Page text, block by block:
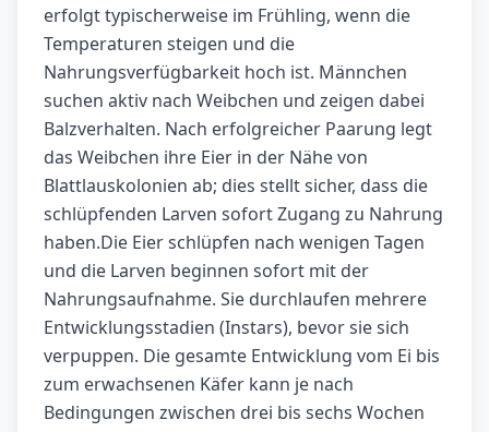
erfolgt typischerweise im Frühling, wenn die
Temperaturen steigen und die
Nahrungsverfügbarkeit hoch ist. Männchen
suchen aktiv nach Weibchen und zeigen dabei
Balzverhalten. Nach erfolgreicher Paarung legt
das Weibchen ihre Eier in der Nähe von
Blattlauskolonien ab; dies stellt sicher, dass die
schlüpfenden Larven sofort Zugang zu Nahrung
haben.Die Eier schlüpfen nach wenigen Tagen
und die Larven beginnen sofort mit der
Nahrungsaufnahme. Sie durchlaufen mehrere
Entwicklungsstadien (Instars), bevor sie sich
verpuppen. Die gesamte Entwicklung vom Ei bis
zum erwachsenen Käfer kann je nach
Bedingungen zwischen drei bis sechs Wochen